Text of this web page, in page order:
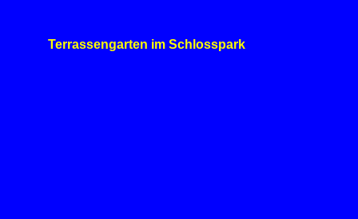
Terrassengarten im Schlosspark